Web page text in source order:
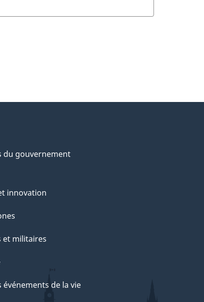
du gouvernement
innovation
et militaires
événements de la vie